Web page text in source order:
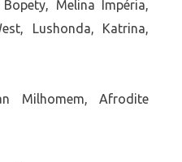
Melina Impéria,
Lushonda, Katrina,
Milhomem, Afrodite